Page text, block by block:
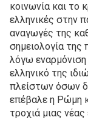
κοινωνία και το
ελληνικές στην
αναγωγές της
σημειολογία της
λόγω
ελληνικό της
πλείστων όσων
επέβαλε η Ρώμη
τροχιά μιας νέας